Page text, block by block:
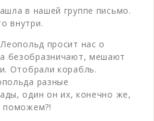
в нашей группе письмо.
внутри.
просит нас о
безобразничают, мешают
Отобрали корабль.
разные
один он их, конечно же,
поможем?!